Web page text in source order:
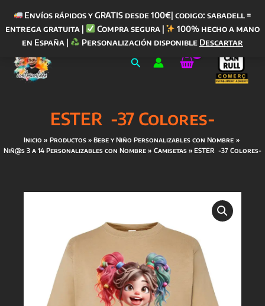
Envíos rápidos y GRATIS desde 100€| codigo: sabadell =
entrega gratuita |
Compra segura |
100% hecho a mano
en España |
Personalización disponible Descartar
contenido
Buscar
ESTER -37 Colores-
Inicio Productos
Bebe y Niño Personalizables con Nombre
Niñ@s 3 a 14 Personalizables con Nombre
Camisetas ESTER -37 Colores-